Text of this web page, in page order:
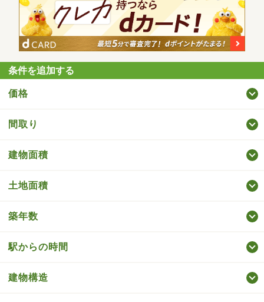
条件を追加する
価格
間取り
建物面積
土地面積
築年数
駅からの時間
建物構造